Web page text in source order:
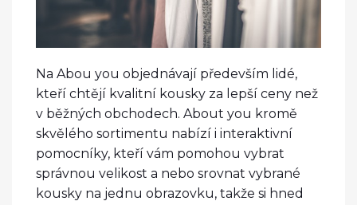
Na Abou you objednávají především lidé,
kteří chtějí kvalitní kousky za lepší ceny než
v běžných obchodech. About you kromě
skvělého sortimentu nabízí i interaktivní
pomocníky, kteří vám pomohou vybrat
správnou velikost a nebo srovnat vybrané
kousky na jednu obrazovku, takže si hned